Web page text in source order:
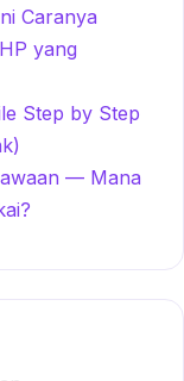
Caranya
yang
Step by Step
— Mana